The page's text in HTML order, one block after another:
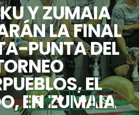
Y ZUMAIA
LA FINAL
PUNTA DEL
EL
EN ZUMAIA